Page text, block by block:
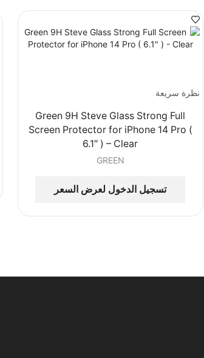
نظرة سريعة
Green 9H Steve Glass Strong Full
Screen Protector for iPhone 14 Pro (
6.1″ ) – Clear
GREEN
تسجيل الدخول لعرض السعر